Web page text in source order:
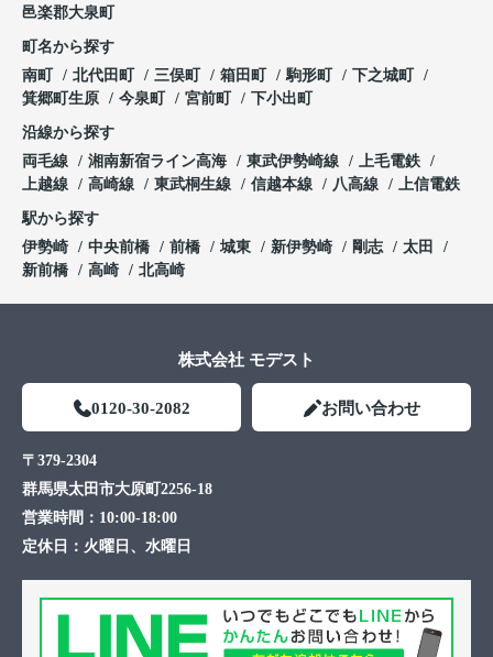
邑楽郡大泉町
町名から探す
南町
北代田町 三俣町 箱田町 駒形町
下之城町
箕郷町生原
今泉町 宮前町 下小出町
沿線から探す
両毛線
湘南新宿ライン高海 東武伊勢崎線
上毛電鉄
上越線
高崎線 東武桐生線 信越本線 八高線 上信電鉄
駅から探す
伊勢崎
中央前橋 前橋 城東 新伊勢崎 剛志
太田
新前橋
高崎 北高崎
株式会社 モデスト
0120-30-2082 お問い合わせ
〒379-2304
群馬県太田市大原町2256-18
営業時間： 10:00-18:00
定休日： 火曜日、水曜日